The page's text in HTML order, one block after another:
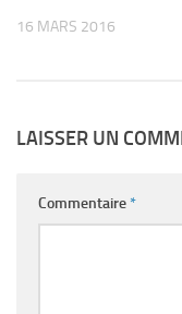
16 MARS 2016
LAISSER UN
Commentaire*